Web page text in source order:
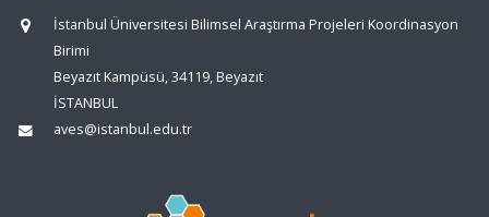
İstanbul Üniversitesi Bilimsel Araştırma Projeleri Koordinasyon
Birimi
Beyazıt Kampüsü, 34119, Beyazıt
İSTANBUL
aves@istanbul.edu.tr